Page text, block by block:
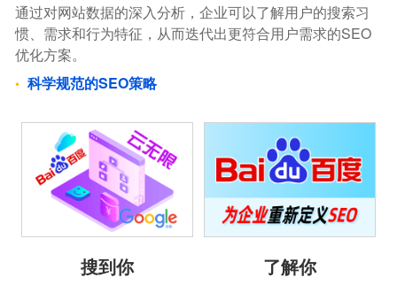
通过对网站数据的深入分析，企业可以了解用户的搜索习
惯、需求和行为特征，从而迭代出更符合用户需求的SEO
优化方案。
科学规范的SEO策略
搜到你 了解你